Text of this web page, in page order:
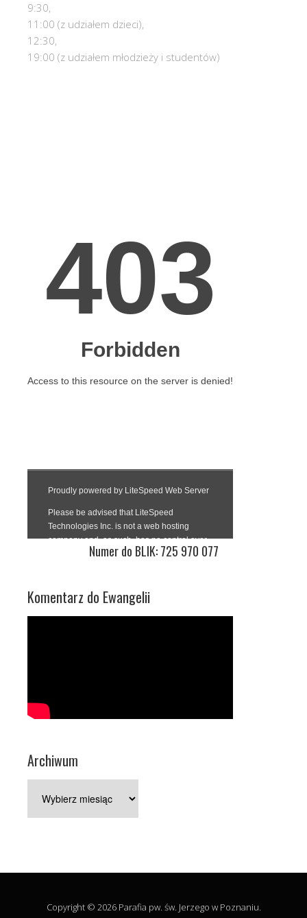
9:30,
11:00 (z udziałem dzieci),
12:30,
19:00 (z udziałem młodzieży i studentów)
Numer do BLIK: 725 970 077
Komentarz do Ewangelii
Archiwum
Copyright © 2026 Parafia pw. św. Jerzego w Poznaniu.